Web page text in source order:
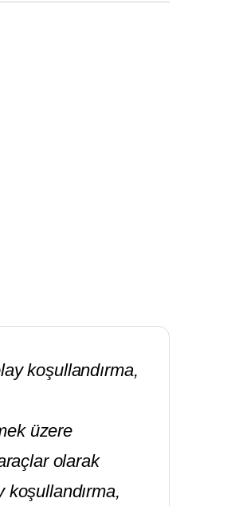
koşullandırma,
üzere
olarak
koşullandırma,